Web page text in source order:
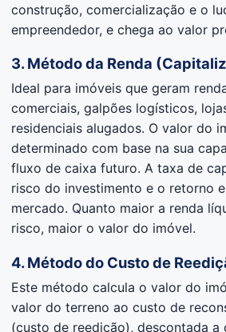
construção, comercialização e o
empreendedor, e chega ao valor
3. Método da Renda
Ideal para imóveis que geram
comerciais, galpões logísticos,
residenciais alugados. O valor do
determinado com base na sua
fluxo de caixa futuro. A taxa de
risco do investimento e o retorno
mercado. Quanto maior a renda
risco, maior o valor do imóvel.
4. Método do Custo de
Este método calcula o valor do
valor do terreno ao custo de
(custo de reedição), descontada a